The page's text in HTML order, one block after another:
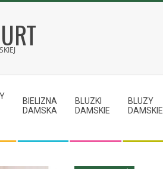
BIELIZNA
DAMSKA
BLUZKI
DAMSKIE
BLUZY
DAMSKIE